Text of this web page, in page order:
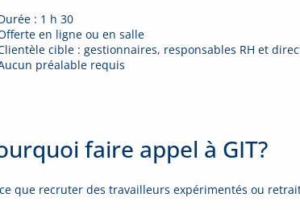
: 1 h 30
en ligne ou en salle
cible : gestionnaires, responsables RH et
préalable requis
faire appel à GIT?
que recruter des travailleurs expérimentés ou